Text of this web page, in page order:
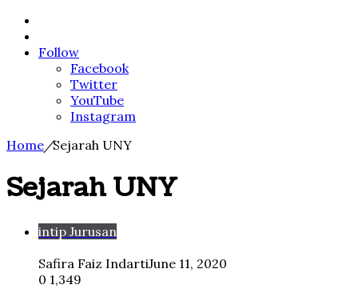
Follow
Facebook
Twitter
YouTube
Instagram
Home/Sejarah UNY
Sejarah UNY
intip Jurusan
Safira Faiz IndartiJune 11, 2020
0 1,349